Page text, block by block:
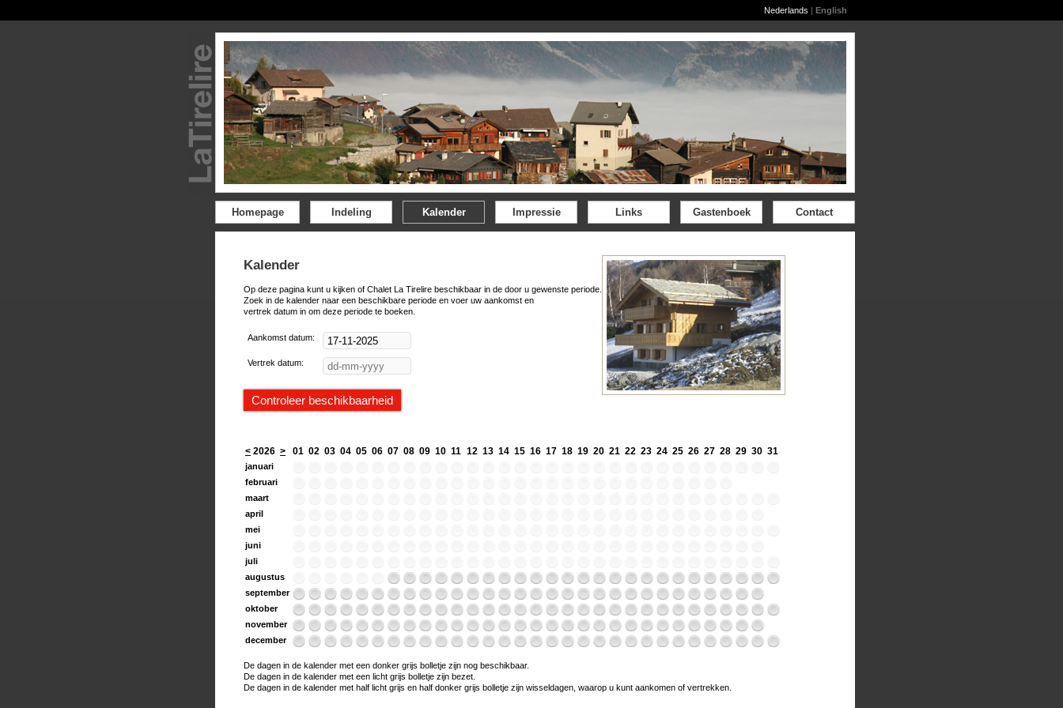
Nederlands | English
Homepage Indeling Kalender Impressie Links Gastenboek Contact
Kalender
Op deze pagina kunt u kijken of Chalet La Tirelire beschikbaar in de door u gewenste periode.
Zoek in de kalender naar een beschikbare periode en voer uw aankomst en
vertrek datum in om deze periode te boeken.
Aankomst datum:
Vertrek datum:
< 2026 > 01 02 03 04 05 06 07 08 09 10 11 12 13 14 15 16 17 18 19 20 21 22 23 24 25 26 27 28 29 30 31
januari
februari
maart
april
mei
juni
juli
augustus
september
oktober
november
december
De dagen in de kalender met een donker grijs bolletje zijn nog beschikbaar.
De dagen in de kalender met een licht grijs bolletje zijn bezet.
De dagen in de kalender met half licht grijs en half donker grijs bolletje zijn wisseldagen, waarop u kunt aankomen of vertrekken.